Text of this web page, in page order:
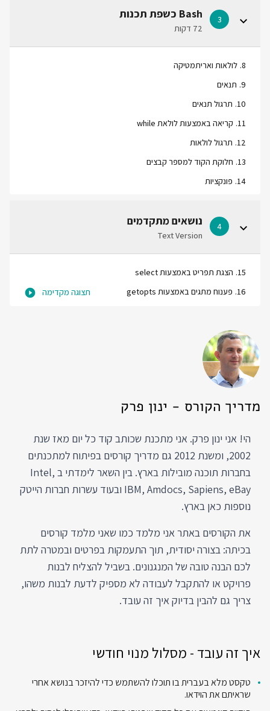
3 Bash כשפת תכנות
72 דקות
8
. לולאות ואריתמטיקה
9
. תנאים
10
. תרגול תנאים
11
. קריאה באמצעות לולאת while
12
. תרגול לולאות
13
. חלוקת הקוד למספר קבצים
14
. פונקציות
4 נושאים מתקדמים
Text Version
15
. הצגת תפריט באמצעות select
16
. פענוח מתגים באמצעות getopts תצוגה מקדימה
מדריך הקורס - ינון פרק
הי! אני ינון פרק. אני מתכנת שכותב קוד כל יום מאז שנת
2002, ומשנת 2012 גם מדריך קורסים בפיתוח למתכנתים
בחברות תוכנה מובילות בארץ. בין השאר לימדתי ב Intel,
IBM, Amdocs, Sapiens, eBay ובעוד עשרות חברות הייטק
נוספות כאן בארץ.
את הקורסים באתר אני מלמד כמו שאני מלמד קורסים
בכיתה: בצורה יסודית, תוך התעמקות בפרטים ובמטרה לתת
לכם הבנה טובה של המנגנונים. בשביל להצליח לבנות
פרויקט או להתקבל לעבודה לא מספיק לדעת לבנות משהו,
צריך גם להבין בדיוק איך זה עובד.
איך זה עובד - מסלול מנוי חודשי
טקסט מלא בעברית בו תוכלו להשתמש כדי להיזכר בנושא אחרי
שראיתם את הוידאו.